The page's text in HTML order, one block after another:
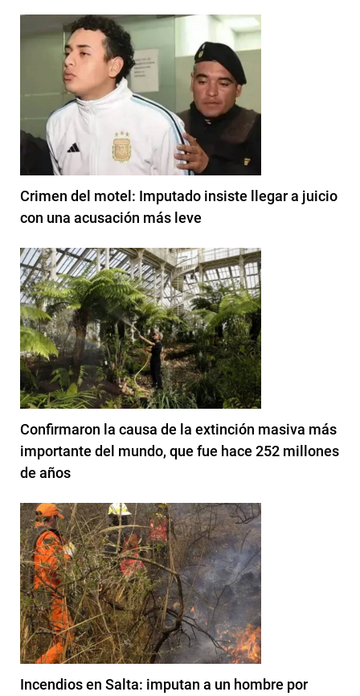
Crimen del motel: Imputado insiste llegar a juicio
con una acusación más leve
Confirmaron la causa de la extinción masiva más
importante del mundo, que fue hace 252 millones
de años
Incendios en Salta: imputan a un hombre por